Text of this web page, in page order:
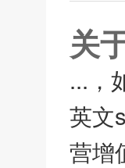
关
...，
英文
营增